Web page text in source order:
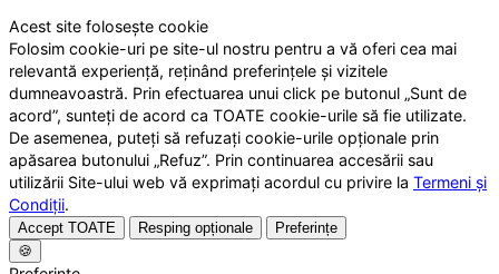
Acest site folosește cookie
Folosim cookie-uri pe site-ul nostru pentru a vă oferi cea mai
relevantă experiență, reținând preferințele și vizitele
dumneavoastră. Prin efectuarea unui click pe butonul „Sunt de
acord”, sunteți de acord ca TOATE cookie-urile să fie utilizate.
De asemenea, puteți să refuzați cookie-urile opționale prin
apăsarea butonului „Refuz”. Prin continuarea accesării sau
utilizării Site-ului web vă exprimați acordul cu privire la Termeni și
Condiții.
Accept TOATE Resping opționale
Preferințe
🍪